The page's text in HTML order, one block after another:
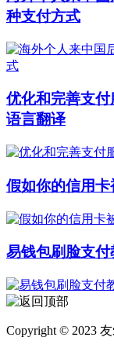
种支付方式
优化和完善支
语言翻译
假如你的信用卡
易钱包刷脸支付
Copyright © 2023